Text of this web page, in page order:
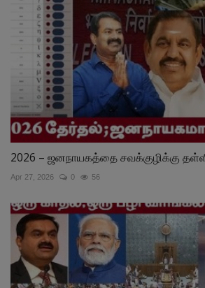
2026 – ஜனநாயகத்தை சவக்குழிக்கு
Apr 27, 2026 0 56